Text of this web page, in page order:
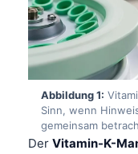
Abbildung 1:
Sinn, wenn
gemeinsam
Der Vitamin-K-